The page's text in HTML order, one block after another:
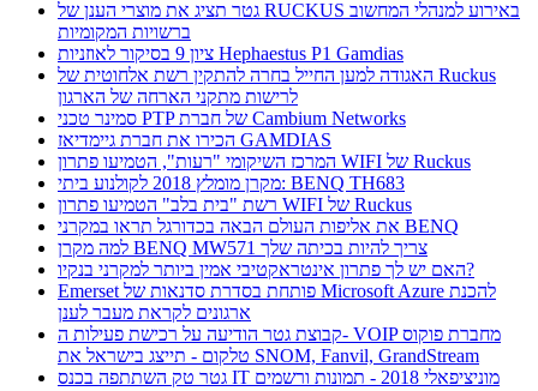
גטר תציג את מוצרי הענן של RUCKUS באירוע למנהלי המחשוב
ברשויות המקומיות
ציון 9 בסיקור לאוזניות Hephaestus P1 Gamdias
האגודה למען החייל בחרה להתקין רשת אלחוטית של Ruckus
לרישות מתקני הארחה של הארגון
סמינר טכני PTP של חברת Cambium Networks
הכירו את חברת גיימדיאז GAMDIAS
המרכז השיקומי "רעות", הטמיעו פתרון WIFI של Ruckus
מקרן מומלץ 2018 לקולנוע ביתי: BENQ TH683
רשת "בית בלב" הטמיעו פתרון WIFI של Ruckus
את אליפות העולם הבאה בכדורגל תראו במקרני BENQ
למה מקרן BENQ MW571 צריך להיות בכיתה שלך
האם יש לך פתרון אינטראקטיבי אמין ביותר למקרני בנקיו?
Emerset פותחת בסדרת סדנאות של Microsoft Azure להכנת
ארגונים לקראת מעבר לענן
קבוצת גטר הודיעה על רכישת פעילות ה- VOIP מחברת פוקוס
טלקום - תייצג בישראל את SNOM, Fanvil, GrandStream
גטר טק השתתפה בכנס IT מוניציפאלי 2018 - תמונות ורשמים